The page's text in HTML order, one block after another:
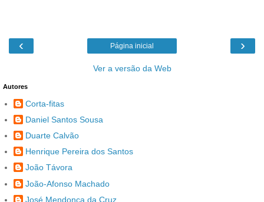
‹ ›
Página inicial
Ver a versão da Web
Autores
Corta-fitas
Daniel Santos Sousa
Duarte Calvão
Henrique Pereira dos Santos
João Távora
João-Afonso Machado
José Mendonça da Cruz